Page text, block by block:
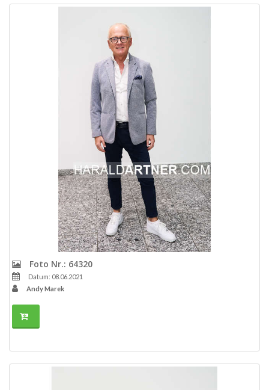
Foto Nr.: 64320
Datum: 08.06.2021
Andy Marek